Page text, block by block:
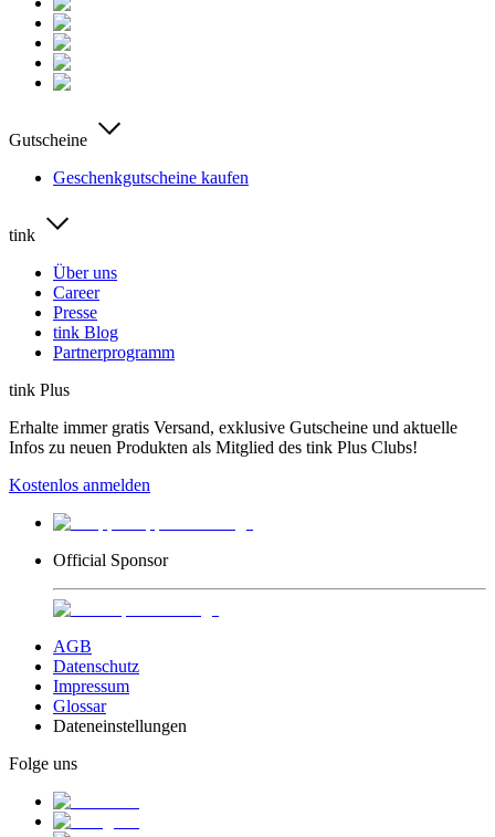
Gutscheine
Geschenkgutscheine kaufen
tink
Über uns
Career
Presse
tink Blog
Partnerprogramm
tink Plus
Erhalte immer gratis Versand, exklusive Gutscheine und aktuelle
Infos zu neuen Produkten als Mitglied des tink Plus Clubs!
Kostenlos anmelden
Official Sponsor
AGB
Datenschutz
Impressum
Glossar
Dateneinstellungen
Folge uns